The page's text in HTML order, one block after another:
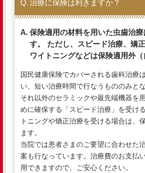
治療に保険は利きますか？
保険適用の材料を用いた虫歯治
す。 ただし、スピード治療、矯
ワイトニングなどは保険適用外（
国民健康保険でカバーされる歯科治療
い、短い治療時間で行なうもののみと
それ以外のセラミックや最先端機器を
めに確保する「スピード治療」を受け
トニングや矯正治療を受ける場合は、
ます。
当院では患者さまのご要望に合わせた
案も行なっています。治療費のお支払
用できますので、ご安心ください。